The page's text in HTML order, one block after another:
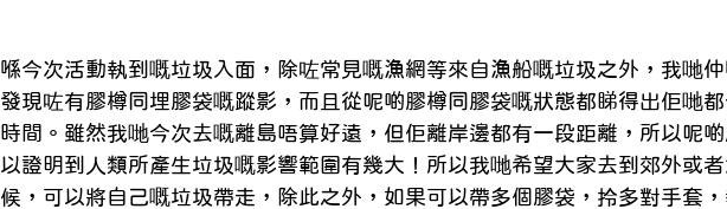
喺今次活動執到嘅垃圾入面，除咗常見嘅漁網等來自漁船嘅垃圾之外，我哋
發現咗有膠樽同埋膠袋嘅蹤影，而且從呢啲膠樽同膠袋嘅狀態都睇得出佢哋
時間。雖然我哋今次去嘅離島唔算好遠，但佢離岸邊都有一段距離，所以呢
以證明到人類所產生垃圾嘅影響範圍有幾大！所以我哋希望大家去到郊外或
候，可以將自己嘅垃圾帶走，除此之外，如果可以帶多個膠袋，拎多對手套